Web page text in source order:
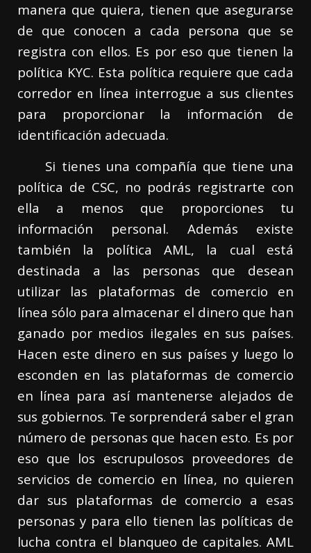
manera que quiera, tienen que asegurarse
de que conocen a cada persona que se
registra con ellos. Es por eso que tienen la
política KYC. Esta política requiere que cada
corredor en línea interrogue a sus clientes
para proporcionar la información de
identificación adecuada.
Si tienes una compañía que tiene una
política de CSC, no podrás registrarte con
ella a menos que proporciones tu
información personal. Además existe
también la política AML, la cual está
destinada a las personas que desean
utilizar las plataformas de comercio en
línea sólo para almacenar el dinero que han
ganado por medios ilegales en sus países.
Hacen este dinero en sus países y luego lo
esconden en las plataformas de comercio
en línea para así mantenerse alejados de
sus gobiernos. Te sorprenderá saber el gran
número de personas que hacen esto. Es por
eso que los escrupulosos proveedores de
servicios de comercio en línea, no quieren
dar sus plataformas de comercio a esas
personas y para ello tienen las políticas de
lucha contra el blanqueo de capitales. AML